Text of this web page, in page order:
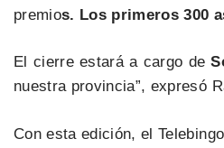
premios. Los primeros 300
El cierre estará a cargo de
nuestra provincia”, expresó
Con esta edición, el